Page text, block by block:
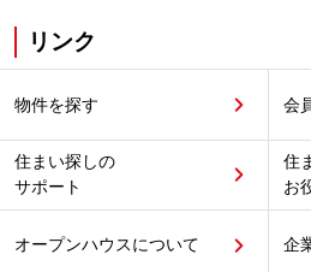
リンク
物件を探す 会
住まい探しの
サポート
住
お
オープンハウスについて 企